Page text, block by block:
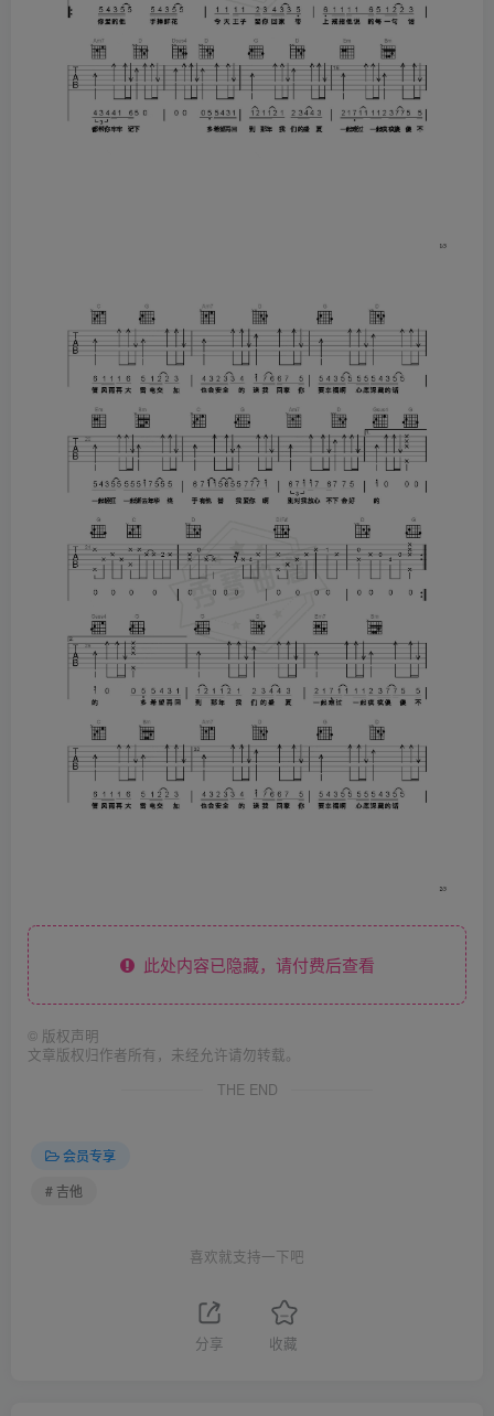
此处内容已隐藏，请付费后查看
© 版权声明
文章版权归作者所有，未经允许请勿转载。
THE END
会员专享
# 吉他
喜欢就支持一下吧
分享 收藏